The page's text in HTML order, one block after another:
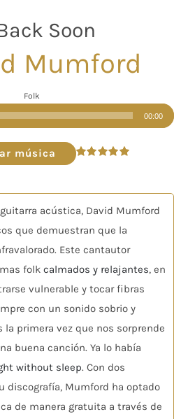
Soon
Mumford
Folk
Reproductor
de
audio
00:00
música
acústica, David Mumford
que demuestran que la
Este cantautor
folk calmados y relajantes, en
vulnerable y tocar fibras
con un sonido sobrio y
la primera vez que nos sorprende
buena canción. Ya lo había
without sleep. Con dos
discografía, Mumford ha optado
de manera gratuita a través de